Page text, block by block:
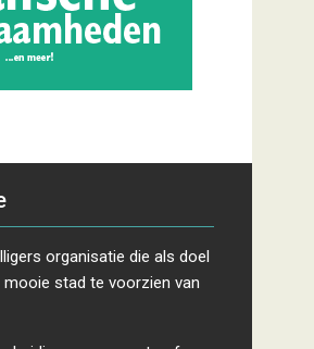
organisatie die als doel
stad te voorzien van